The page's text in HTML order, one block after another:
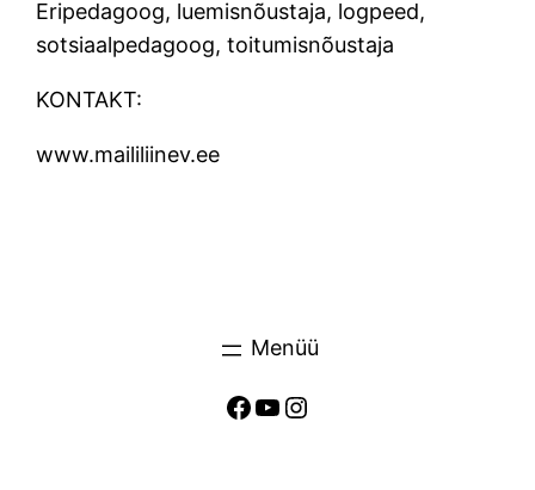
Eripedagoog, luemisnõustaja, logpeed,
sotsiaalpedagoog, toitumisnõustaja
KONTAKT:
www.maililiinev.ee
Facebook
YouTube
Instagram